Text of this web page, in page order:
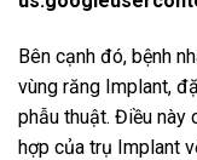
Bên cạnh đó, bệnh
vùng răng Implant,
phẫu thuật. Điều này
hợp của trụ Implant